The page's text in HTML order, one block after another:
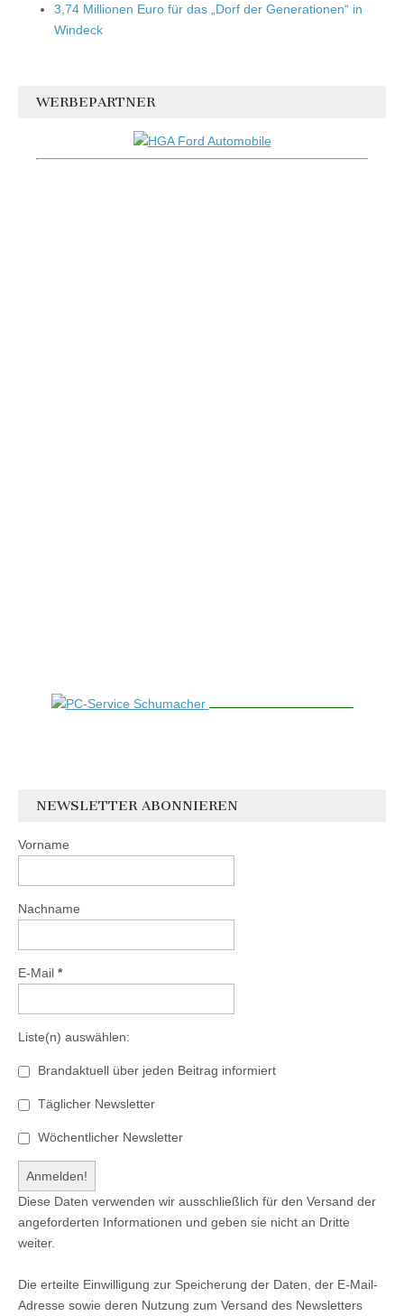
3,74 Millionen Euro für das „Dorf der Generationen“ in
Windeck
WERBEPARTNER
NEWSLETTER ABONNIEREN
Vorname
Nachname
E-Mail *
Liste(n) auswählen:
Brandaktuell über jeden Beitrag informiert
Täglicher Newsletter
Wöchentlicher Newsletter
Diese Daten verwenden wir ausschließlich für den Versand der
angeforderten Informationen und geben sie nicht an Dritte
weiter.
Die erteilte Einwilligung zur Speicherung der Daten, der E-Mail-
Adresse sowie deren Nutzung zum Versand des Newsletters